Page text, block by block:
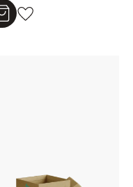
Aggiungi al carrello